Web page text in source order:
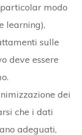
modo
learning),
sulle
deve essere
dei
che i dati
adeguati,